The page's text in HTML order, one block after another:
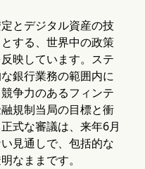
とデジタル資産の技
する、世界中の政策
映しています。ステ
銀行業務の範囲内に
争力のあるフィンテ
規制当局の目標と衝
式な審議は、来年6月
見通しで、包括的な
なままです。